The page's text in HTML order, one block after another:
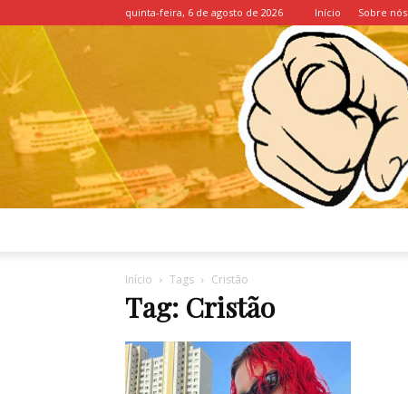
quinta-feira, 6 de agosto de 2026 Início Sobre nós
Início Tags Cristão
Tag: Cristão